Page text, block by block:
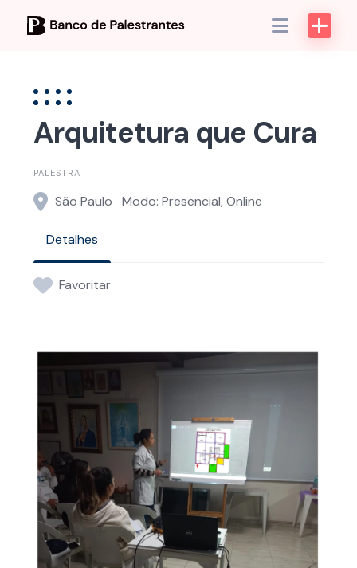
Arquitetura que Cura
PALESTRA
São Paulo Modo: Presencial, Online
Detalhes
Favoritar